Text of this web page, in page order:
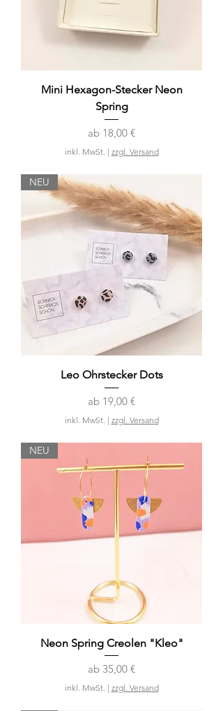
Mini Hexagon-Stecker Neon
Spring
ab 18,00 €
Sale-Preis
inkl. MwSt. | zzgl. Versand
NEU
Leo Ohrstecker Dots
ab 19,00 €
Sale-Preis
inkl. MwSt. | zzgl. Versand
NEU
Neon Spring Creolen "Kleo"
ab 35,00 €
Sale-Preis
inkl. MwSt. | zzgl. Versand